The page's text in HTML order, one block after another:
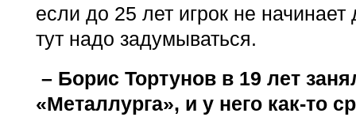
если до 25 лет игрок не начинает
тут надо задумываться.
– Борис Тортунов в 19 лет
«Металлурга», и у него как-то